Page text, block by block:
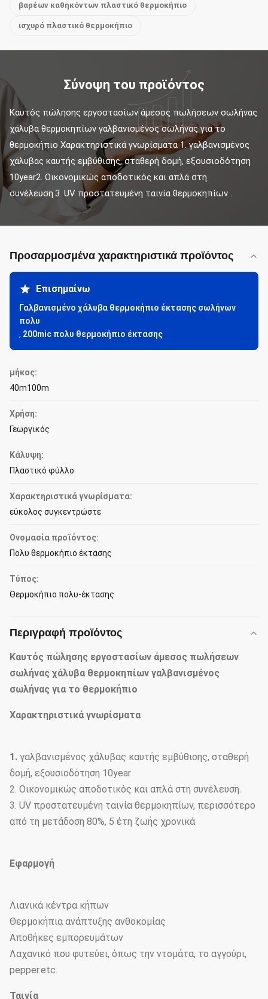
βαρέων καθηκόντων πλαστικό θερμοκήπιο
ισχυρό πλαστικό θερμοκήπιο
Σύνοψη του προϊόντος
Καυτός πώλησης εργοστασίων άμεσος πωλήσεων σωλήνας
χάλυβα θερμοκηπίων γαλβανισμένος σωλήνας για το
θερμοκήπιο Χαρακτηριστικά γνωρίσματα 1. γαλβανισμένος
χάλυβας καυτής εμβύθισης, σταθερή δομή, εξουσιοδότηση
10year2. Οικονομικώς αποδοτικός και απλά στη
συνέλευση.3. UV προστατευμένη ταινία θερμοκηπίων...
Προσαρμοσμένα χαρακτηριστικά προϊόντος
Επισημαίνω
Γαλβανισμένο χάλυβα θερμοκήπιο έκτασης σωλήνων
πολυ
, 200mic πολυ θερμοκήπιο έκτασης
μήκος:
40m100m
Χρήση:
Γεωργικός
Κάλυψη:
Πλαστικό φύλλο
Χαρακτηριστικά γνωρίσματα:
εύκολος συγκεντρώστε
Ονομασία προϊόντος:
Πολυ θερμοκήπιο έκτασης
Τύπος:
Θερμοκήπιο πολυ-έκτασης
Περιγραφή προϊόντος
Καυτός πώλησης εργοστασίων άμεσος πωλήσεων
σωλήνας χάλυβα θερμοκηπίων γαλβανισμένος
σωλήνας για το θερμοκήπιο
Χαρακτηριστικά γνωρίσματα
1. γαλβανισμένος χάλυβας καυτής εμβύθισης, σταθερή
δομή, εξουσιοδότηση 10year
2. Οικονομικώς αποδοτικός και απλά στη συνέλευση.
3. UV προστατευμένη ταινία θερμοκηπίων, περισσότερο
από τη μετάδοση 80%, 5 έτη ζωής χρονικά
Εφαρμογή
Λιανικά κέντρα κήπων
Θερμοκήπια ανάπτυξης ανθοκομίας
Αποθήκες εμπορευμάτων
Λαχανικό που φυτεύει, όπως την ντομάτα, το αγγούρι,
pepper.etc.
Ταινία